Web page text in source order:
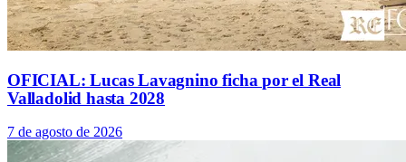
OFICIAL: Lucas Lavagnino ficha por el Real
Valladolid hasta 2028
7 de agosto de 2026